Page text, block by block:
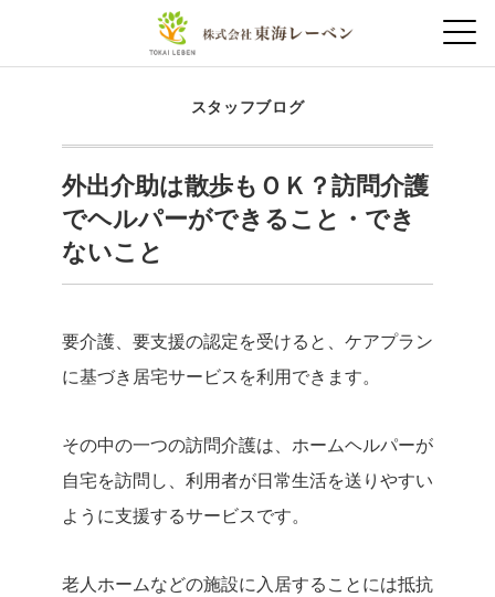
スタッフブログ
外出介助は散歩もＯＫ？訪問介護
でヘルパーができること・でき
ないこと
要介護、要支援の認定を受けると、ケアプラン
に基づき居宅サービスを利用できます。
その中の一つの訪問介護は、ホームヘルパーが
自宅を訪問し、利用者が日常生活を送りやすい
ように支援するサービスです。
老人ホームなどの施設に入居することには抵抗